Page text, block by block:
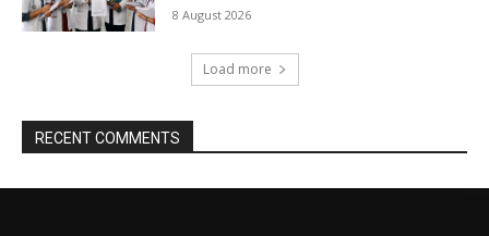
8 August 2026
Load more
RECENT COMMENTS